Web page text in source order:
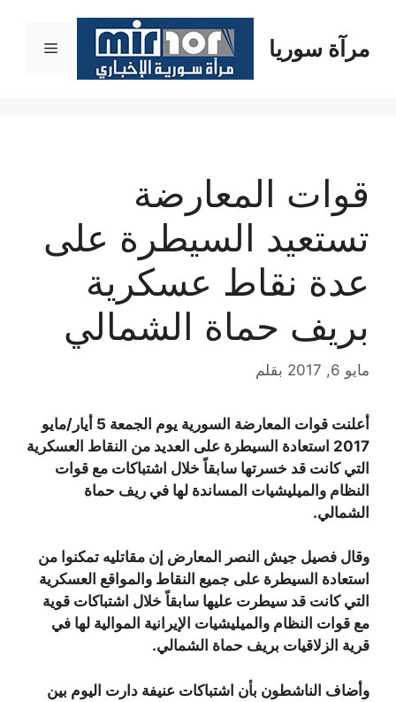
المحتوىمرآة سوريا القائمة
قوات المعارضة
تستعيد السيطرة على
عدة نقاط عسكرية
بريف حماة الشمالي
مايو 6, 2017 بقلم
أعلنت قوات المعارضة السورية يوم الجمعة 5 أيار/مايو
2017 استعادة السيطرة على العديد من النقاط العسكرية
التي كانت قد خسرتها سابقاً خلال اشتباكات مع قوات
النظام والميليشيات المساندة لها في ريف حماة
الشمالي.
وقال فصيل جيش النصر المعارض إن مقاتليه تمكنوا من
استعادة السيطرة على جميع النقاط والمواقع العسكرية
التي كانت قد سيطرت عليها سابقاً خلال اشتباكات قوية
مع قوات النظام والميليشيات الإيرانية الموالية لها في
قرية الزلاقيات بريف حماة الشمالي.
وأضاف الناشطون بأن اشتباكات عنيفة دارت اليوم بين